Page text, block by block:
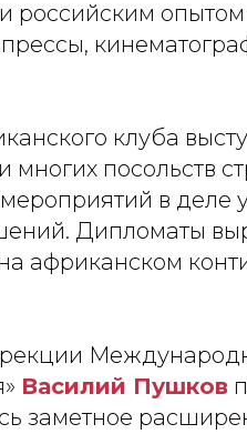
российским опытом
клуба
многих посольств
в деле
Дипломаты
африканском
Василий Пушков
заметное